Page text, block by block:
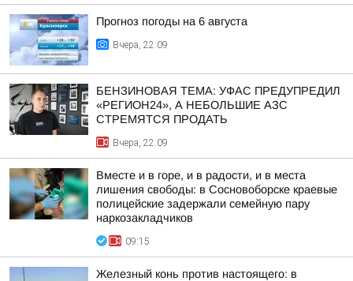
Прогноз погоды на 6 августа
Вчера, 22:09
БЕНЗИНОВАЯ ТЕМА: УФАС ПРЕДУПРЕДИЛ
«РЕГИОН24», А НЕБОЛЬШИЕ АЗС
СТРЕМЯТСЯ ПРОДАТЬ
Вчера, 22:09
Вместе и в горе, и в радости, и в места
лишения свободы: в Сосновоборске краевые
полицейские задержали семейную пару
наркозакладчиков
09:15
Железный конь против настоящего: в